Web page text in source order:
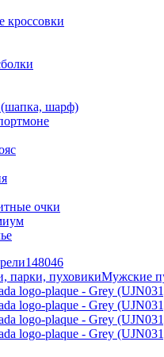
кроссовки
шарф)
очки
148046
парки, пуховикиМужские